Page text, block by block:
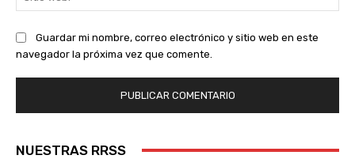
Guardar mi nombre, correo electrónico y sitio web en este
navegador la próxima vez que comente.
NUESTRAS RRSS